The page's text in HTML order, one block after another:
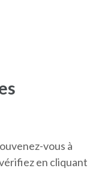
vous à
en cliquant